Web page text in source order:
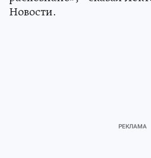
Новости.